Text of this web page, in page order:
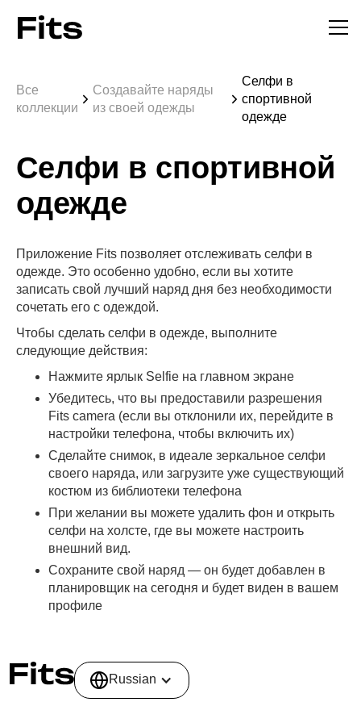
Все
коллекции
Создавайте наряды
из своей одежды
Селфи в
спортивной
одежде
Селфи в спортивной
одежде
Приложение Fits позволяет отслеживать селфи в
одежде. Это особенно удобно, если вы хотите
записать свой лучший наряд дня без необходимости
сочетать его с одеждой.
Чтобы сделать селфи в одежде, выполните
следующие действия:
Нажмите ярлык Selfie на главном экране
Убедитесь, что вы предоставили разрешения
Fits camera (если вы отклонили их, перейдите в
настройки телефона, чтобы включить их)
Сделайте снимок, в идеале зеркальное селфи
своего наряда, или загрузите уже существующий
костюм из библиотеки телефона
При желании вы можете удалить фон и открыть
селфи на холсте, где вы можете настроить
внешний вид.
Сохраните свой наряд — он будет добавлен в
планировщик на сегодня и будет виден в вашем
профиле
Russian